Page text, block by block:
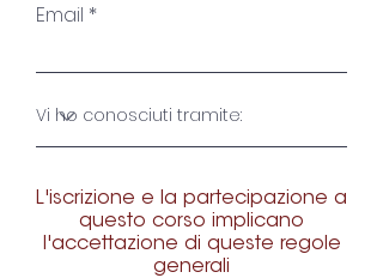
Email
L'iscrizione e la partecipazione a
questo corso implicano
l'accettazione di queste regole
generali